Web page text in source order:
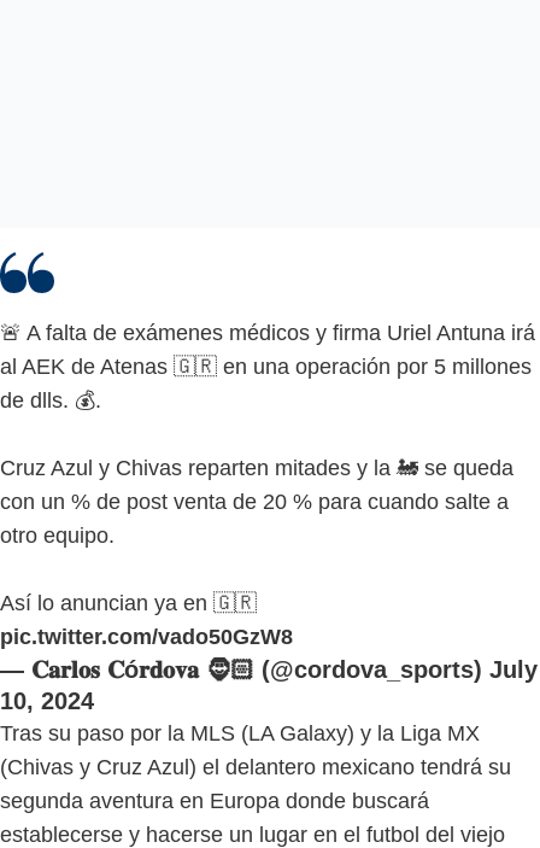
🚨 A falta de exámenes médicos y firma Uriel Antuna irá
al AEK de Atenas 🇬🇷 en una operación por 5 millones
de dlls. 💰.
Cruz Azul y Chivas reparten mitades y la 🚂 se queda
con un % de post venta de 20 % para cuando salte a
otro equipo.
Así lo anuncian ya en 🇬🇷
pic.twitter.com/vado50GzW8
— 𝐂𝐚𝐫𝐥𝐨𝐬 𝐂ó𝐫𝐝𝐨𝐯𝐚 🧔🏻 (@cordova_sports) July
10, 2024
Tras su paso por la MLS (LA Galaxy) y la Liga MX
(Chivas y Cruz Azul) el delantero mexicano tendrá su
segunda aventura en Europa donde buscará
establecerse y hacerse un lugar en el futbol del viejo